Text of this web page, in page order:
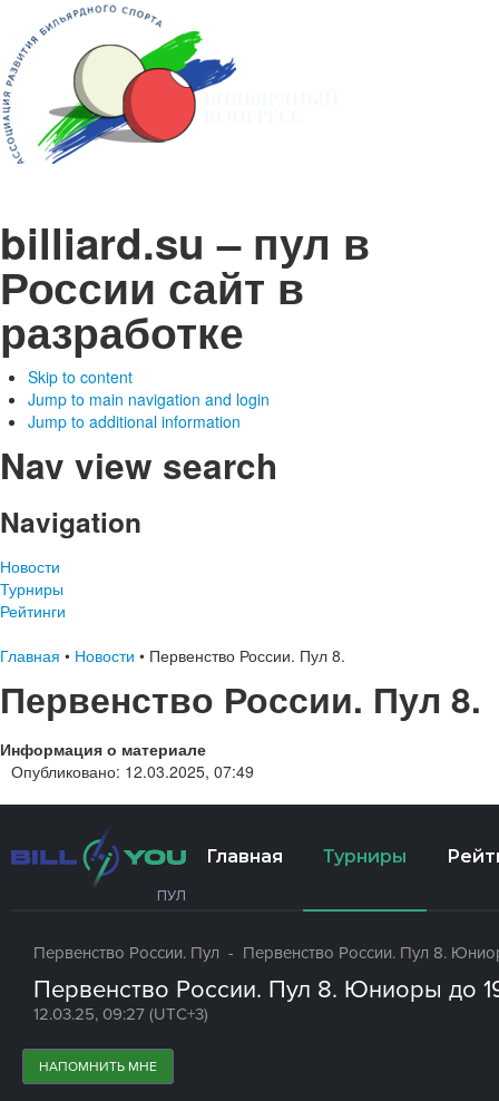
billiard.su – пул в
России сайт в
разработке
Skip to content
Jump to main navigation and login
Jump to additional information
Nav view search
Navigation
Новости
Турниры
Рейтинги
Главная • Новости • Первенство России. Пул 8.
Первенство России. Пул 8.
Информация о материале
Опубликовано: 12.03.2025, 07:49